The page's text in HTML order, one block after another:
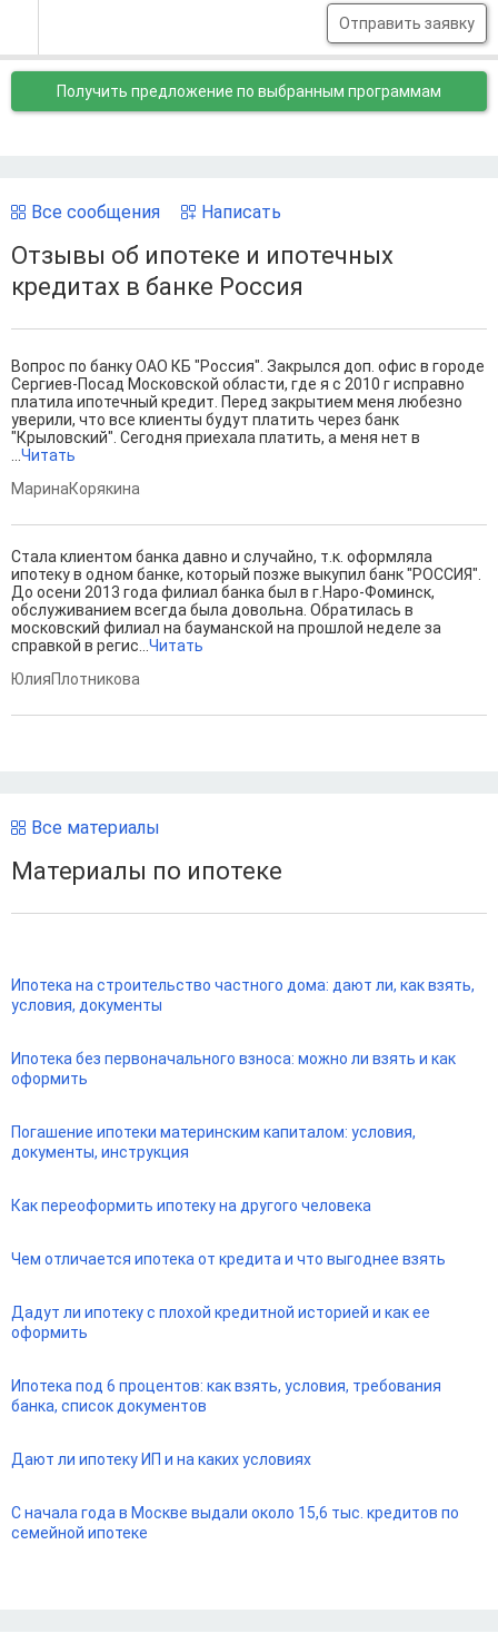
Отправить заявку
Получить предложение по выбранным программам
Все сообщения Написать
Отзывы об ипотеке и ипотечных
кредитах в банке Россия
Вопрос по банку ОАО КБ "Россия". Закрылся доп. офис в городе
Сергиев-Посад Московской области, где я с 2010 г исправно
платила ипотечный кредит. Перед закрытием меня любезно
уверили, что все клиенты будут платить через банк
"Крыловский". Сегодня приехала платить, а меня нет в
Читать
МаринаКорякина
Стала клиентом банка давно и случайно, т.к. оформляла
ипотеку в одном банке, который позже выкупил банк "РОССИЯ".
До осени 2013 года филиал банка был в г.Наро-Фоминск,
обслуживанием всегда была довольна. Обратилась в
московский филиал на бауманской на прошлой неделе за
справкой в регис... Читать
ЮлияПлотникова
Все материалы
Материалы по ипотеке
Ипотека на строительство частного дома: дают ли, как взять,
условия, документы
Ипотека без первоначального взноса: можно ли взять и как
оформить
Погашение ипотеки материнским капиталом: условия,
документы, инструкция
Как переоформить ипотеку на другого человека
Чем отличается ипотека от кредита и что выгоднее взять
Дадут ли ипотеку с плохой кредитной историей и как ее
оформить
Ипотека под 6 процентов: как взять, условия, требования
банка, список документов
Дают ли ипотеку ИП и на каких условиях
С начала года в Москве выдали около 15,6 тыс. кредитов по
семейной ипотеке